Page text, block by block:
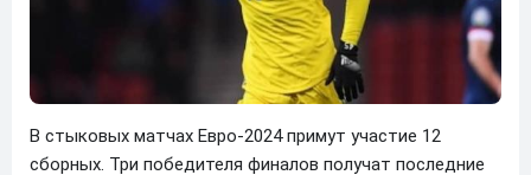
В стыковых матчах Евро-2024 примут участие 12
сборных. Три победителя финалов получат последние